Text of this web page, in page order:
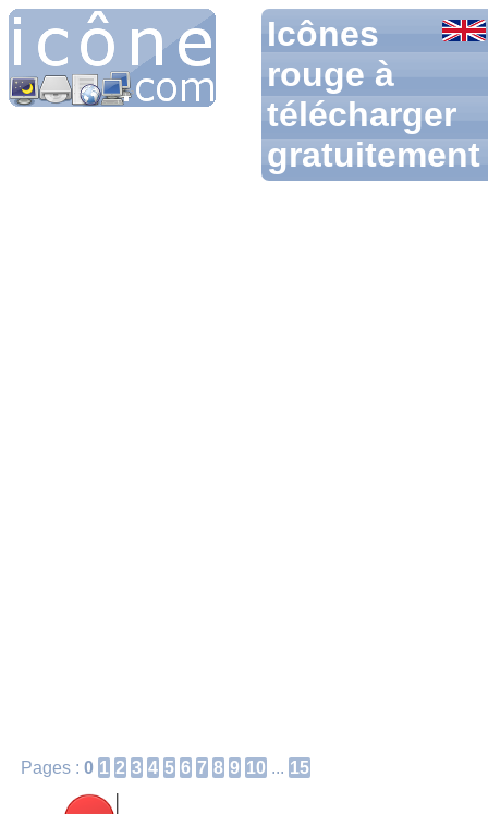
Icônes
rouge à
télécharger
gratuitement
Pages : 0 1 2 3 4 5 6 7 8 9 10 ... 15